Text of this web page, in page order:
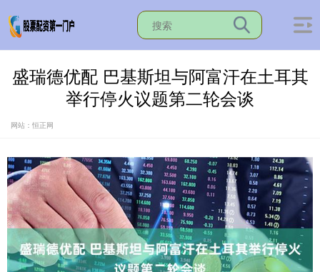
盛瑞德优配 巴基斯坦与阿富汗在土耳其
举行停火议题第二轮会谈
网站：恒正网